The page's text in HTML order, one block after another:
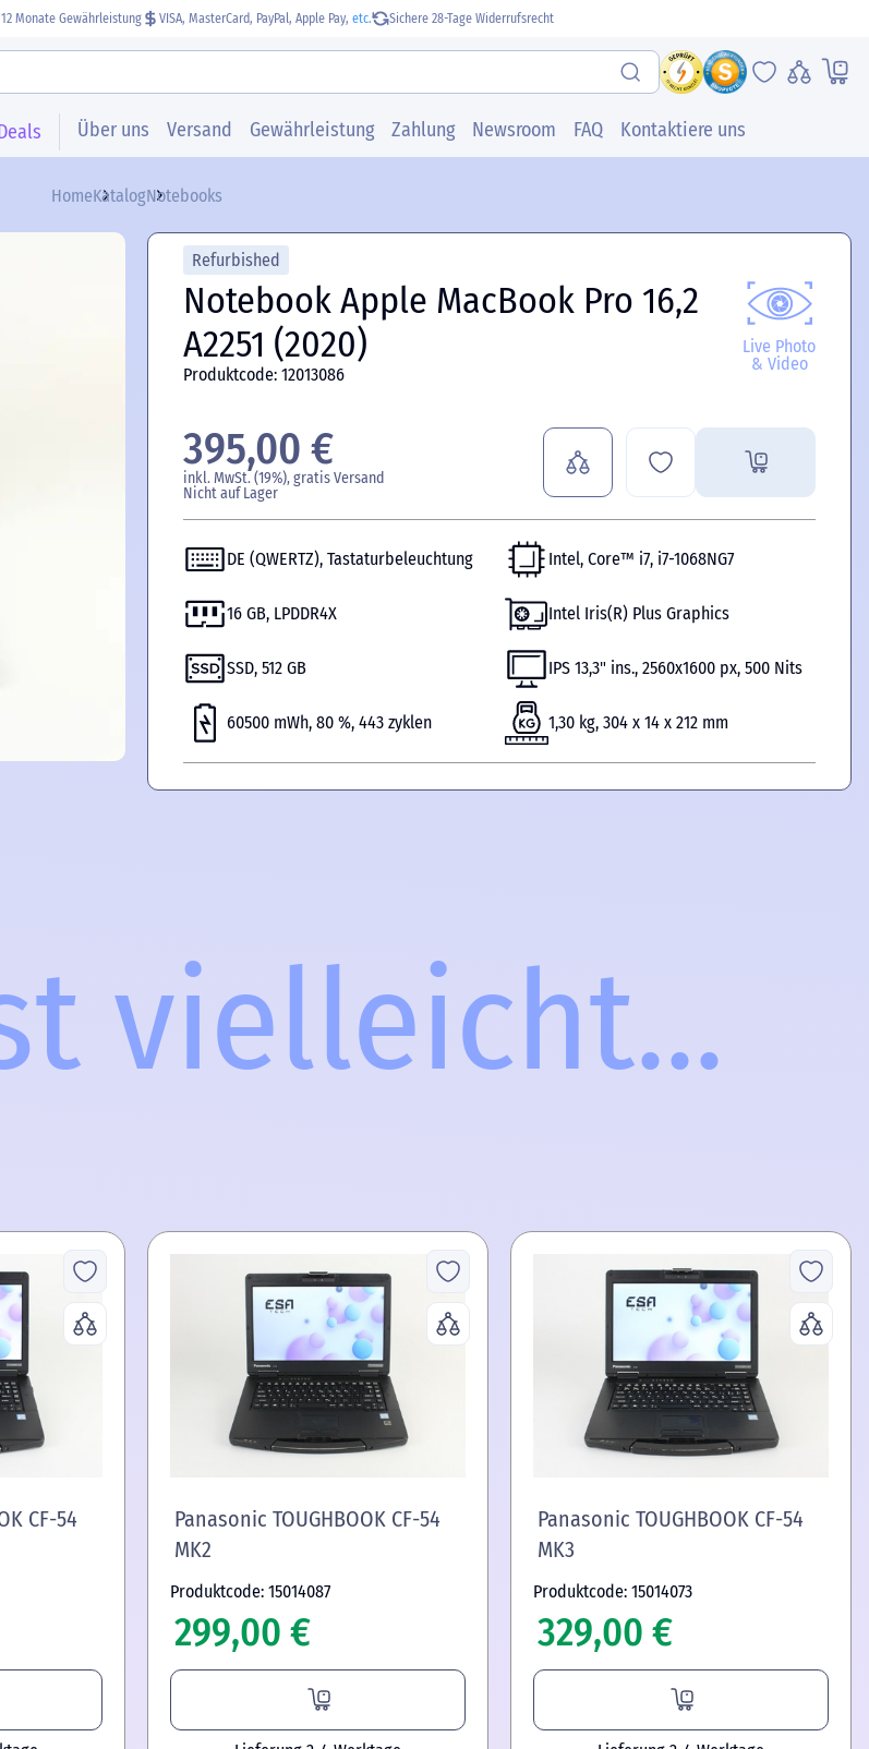
12 Monate Gewährleistung VISA, MasterCard, PayPal, Apple Pay, etc. Sichere 28-Tage Widerrufsrecht
Über uns Versand Gewährleistung Zahlung Newsroom FAQ Kontaktiere uns
HomeKatalogNotebooks
Live Photo
& Video
Refurbished
Notebook Apple MacBook Pro 16,2
A2251 (2020)
Produktcode: 12013086
395,00 €
inkl. MwSt. (19%), gratis Versand
Nicht auf Lager
DE (QWERTZ), Tastaturbeleuchtung Intel, Core™ i7, i7-1068NG7
16 GB, LPDDR4X Intel Iris(R) Plus Graphics
SSD, 512 GB IPS 13,3" ins., 2560x1600 px, 500 Nits
60500 mWh, 80 %, 443 zyklen 1,30 kg, 304 x 14 x 212 mm
vielleicht...
CF-54
Panasonic TOUGHBOOK CF-54
MK2
Produktcode: 15014087
299,00 €
Panasonic TOUGHBOOK CF-54
MK3
Produktcode: 15014073
329,00 €